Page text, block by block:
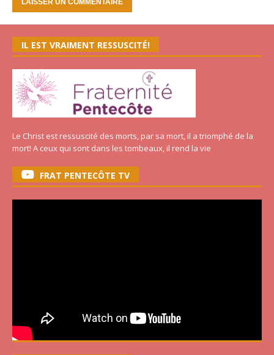
IL EST VRAIMENT RESSUSCITÉ!
Le Christ est ressuscité des morts, par sa mort, il a triomphé de la
mort! A ceux qui sont dans les tombeaux, il rend la vie
FRAT PENTECÔTE TV